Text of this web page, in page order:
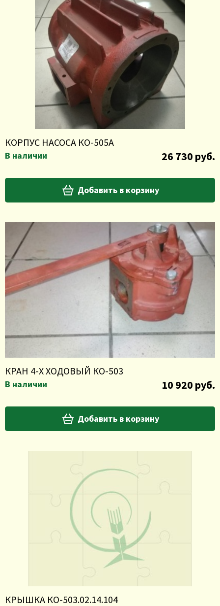
КОРПУС НАСОСА КО-505А
В наличии 26 730 руб.
Добавить в корзину
КРАН 4-Х ХОДОВЫЙ КО-503
В наличии 10 920 руб.
Добавить в корзину
КРЫШКА КО-503.02.14.104